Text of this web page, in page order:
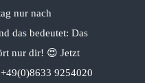
nur nach
das bedeutet: Das
nur dir! 😍 Jetzt
9254020